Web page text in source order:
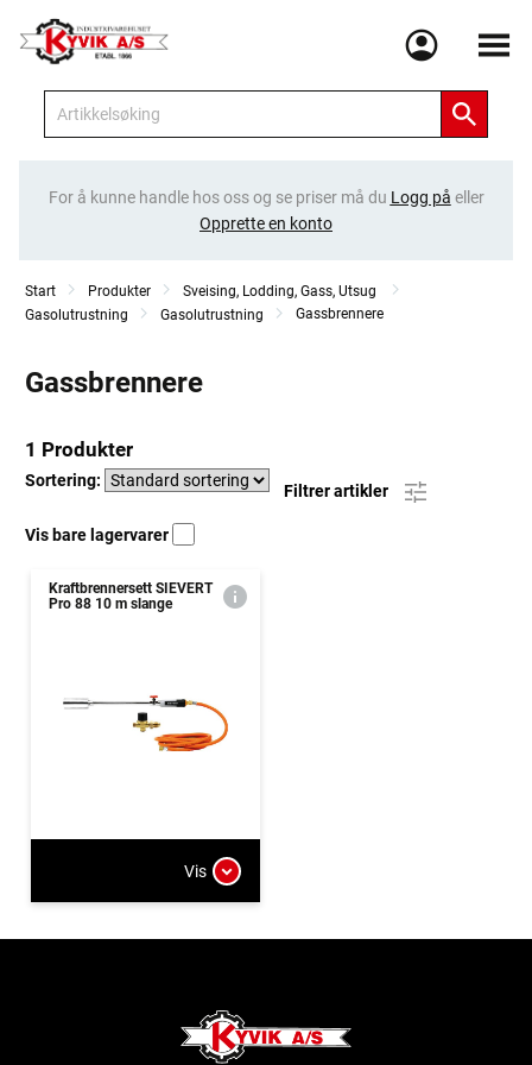
Meny
For å kunne handle hos oss og se priser må du Logg på eller
Opprette en konto
Start Produkter
Sveising, Lodding, Gass, Utsug
Gasolutrustning
Gasolutrustning Gassbrennere
Gassbrennere
1 Produkter
Sortering:
Filtrer artikler
Vis bare lagervarer
Kraftbrennersett SIEVERT
Pro 88 10 m slange
Vis